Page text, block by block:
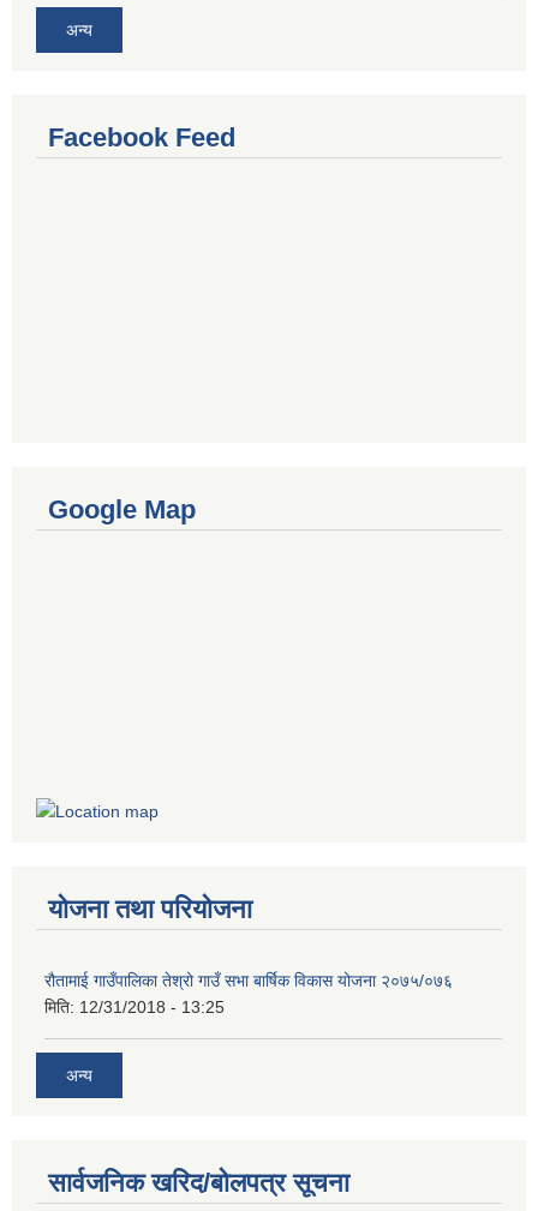
अन्य
Facebook Feed
Google Map
योजना तथा परियोजना
रौतामाई गाउँपालिका तेश्रो गाउँ सभा बार्षिक विकास योजना २०७५/०७६
मिति: 12/31/2018 - 13:25
अन्य
सार्वजनिक खरिद/बोलपत्र सूचना